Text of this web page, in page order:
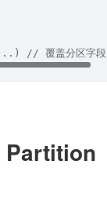
// 覆盖分区字段
Partition